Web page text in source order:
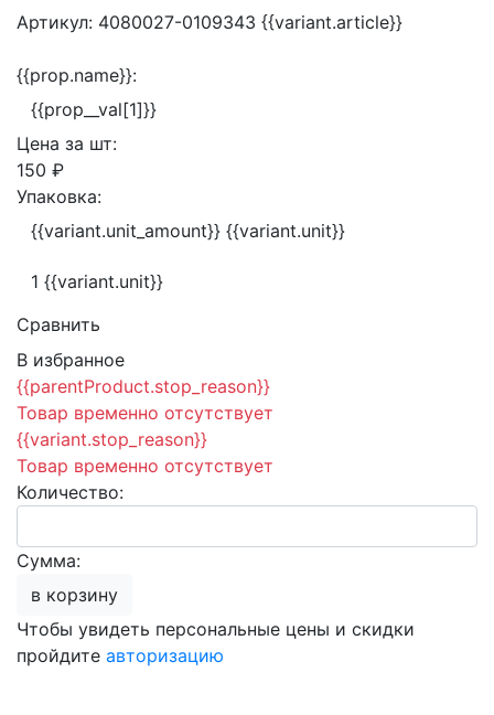
Артикул: 4080027-0109343 {{variant.article}}
{{prop.name}}:
{{prop__val[1]}}
Цена за шт:
150 ₽
Упаковка:
{{variant.unit_amount}} {{variant.unit}}
1 {{variant.unit}}
Сравнить
В избранное
{{parentProduct.stop_reason}}
Товар временно отсутствует
{{variant.stop_reason}}
Товар временно отсутствует
Количество:
Сумма:
в корзину
Чтобы увидеть персональные цены и скидки
пройдите авторизацию